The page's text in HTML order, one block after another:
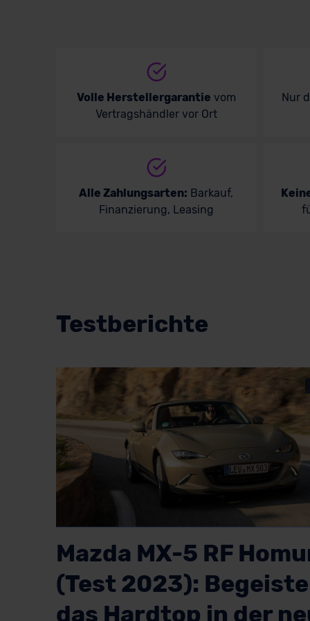
Volle Herstellergarantie vom
Vertragshändler vor Ort
Nur
Alle Zahlungsarten: Barkauf,
Finanzierung, Leasing
Testberichte
Mazda MX-5 RF
(Test 2023):
das Hardtop in der